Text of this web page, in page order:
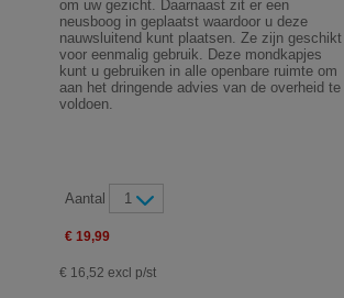
om uw gezicht. Daarnaast zit er een
neusboog in geplaatst waardoor u deze
nauwsluitend kunt plaatsen. Ze zijn geschikt
voor eenmalig gebruik. Deze mondkapjes
kunt u gebruiken in alle openbare ruimte om
aan het dringende advies van de overheid te
voldoen.
Aantal 1
€ 19,99
€ 16,52 excl p/st